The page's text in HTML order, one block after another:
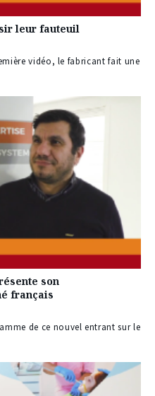
leur fauteuil
vidéo, le fabricant fait une
son
français
de ce nouvel entrant sur le